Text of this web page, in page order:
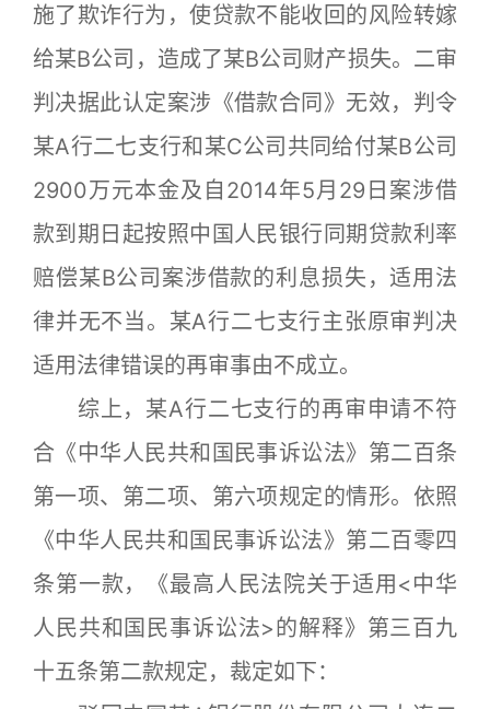
施了欺诈行为，使贷款不能收回的风险转嫁
给某B公司，造成了某B公司财产损失。二审
判决据此认定案涉《借款合同》无效，判令
某A行二七支行和某C公司共同给付某B公司
2900万元本金及自2014年5月29日案涉借
款到期日起按照中国人民银行同期贷款利率
赔偿某B公司案涉借款的利息损失，适用法
律并无不当。某A行二七支行主张原审判决
适用法律错误的再审事由不成立。
综上，某A行二七支行的再审申请不符
合《中华人民共和国民事诉讼法》第二百条
第一项、第二项、第六项规定的情形。依照
《中华人民共和国民事诉讼法》第二百零四
条第一款，《最高人民法院关于适用<中华
人民共和国民事诉讼法>的解释》第三百九
十五条第二款规定，裁定如下：